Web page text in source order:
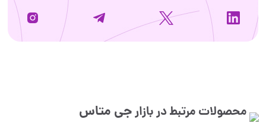
محصولات مرتبط در بازارجی متاس